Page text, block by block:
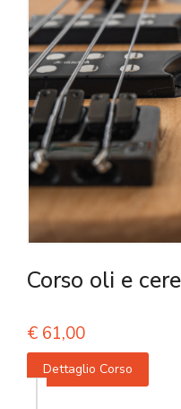
Corso oli e
€ 61,00
Dettaglio Corso